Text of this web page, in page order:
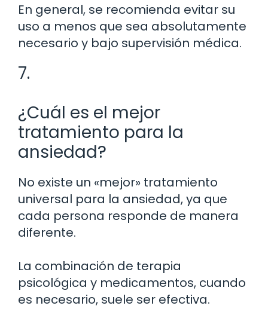
En general, se recomienda evitar su
uso a menos que sea absolutamente
necesario y bajo supervisión médica.
7.
¿Cuál es el mejor
tratamiento para la
ansiedad?
No existe un «mejor» tratamiento
universal para la ansiedad, ya que
cada persona responde de manera
diferente.
La combinación de terapia
psicológica y medicamentos, cuando
es necesario, suele ser efectiva.